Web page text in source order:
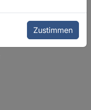
Zustimmen